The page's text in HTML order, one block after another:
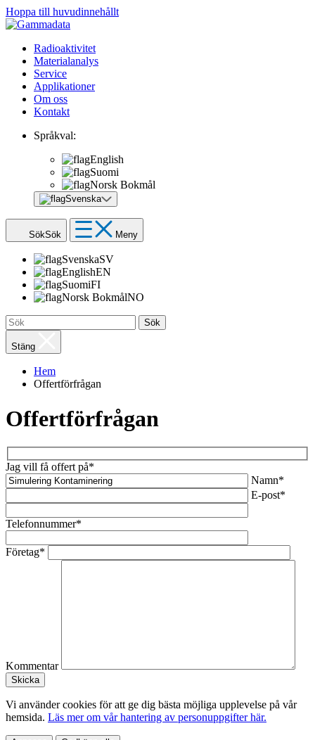
Hoppa till huvudinnehållt
Radioaktivitet
Materialanalys
Service
Applikationer
Om oss
Kontakt
Språkval:
English
Suomi
Norsk Bokmål
Svenska
SökSök Meny
SvenskaSV
EnglishEN
SuomiFI
Norsk BokmålNO
Sök
Stäng
Hem
Offertförfrågan
Offertförfrågan
Jag vill få offert på*
Namn*
E-post*
Telefonnummer*
Företag*
Kommentar
Vi använder cookies för att ge dig bästa möjliga upplevelse på vår
hemsida. Läs mer om vår hantering av personuppgifter här.